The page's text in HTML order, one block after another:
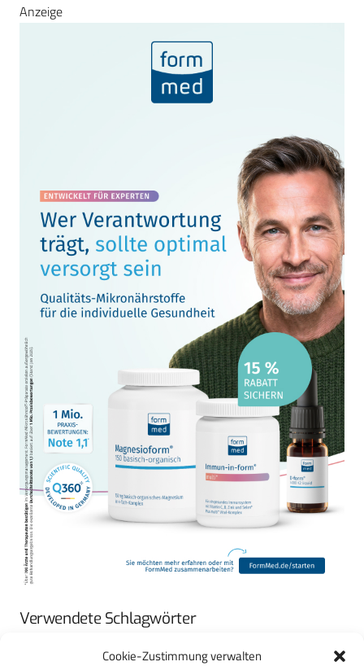
Cookie-Zustimmung verwalten
Anzeige
Verwendete Schlagwörter
Bundeswehrkrankenhaus Westerstede